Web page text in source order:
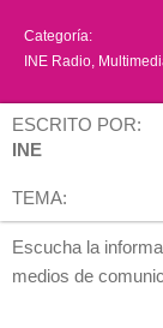
Categoría:
INE Radio
ESCRITO POR:
INE
TEMA:
Escucha la
medios de